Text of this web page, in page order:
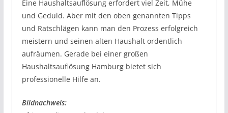
Eine Haushaltsauflösung erfordert viel Zeit, Mühe
und Geduld. Aber mit den oben genannten Tipps
und Ratschlägen kann man den Prozess erfolgreich
meistern und seinen alten Haushalt ordentlich
aufräumen. Gerade bei einer großen
Haushaltsauflösung Hamburg bietet sich
professionelle Hilfe an.
Bildnachweis: